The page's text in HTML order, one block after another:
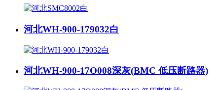
河北WH-900-179032白
河北WH-900-17O008深灰(BMC 低压断路器)